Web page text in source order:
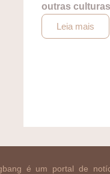
outras culturas
Leia mais
é um portal de